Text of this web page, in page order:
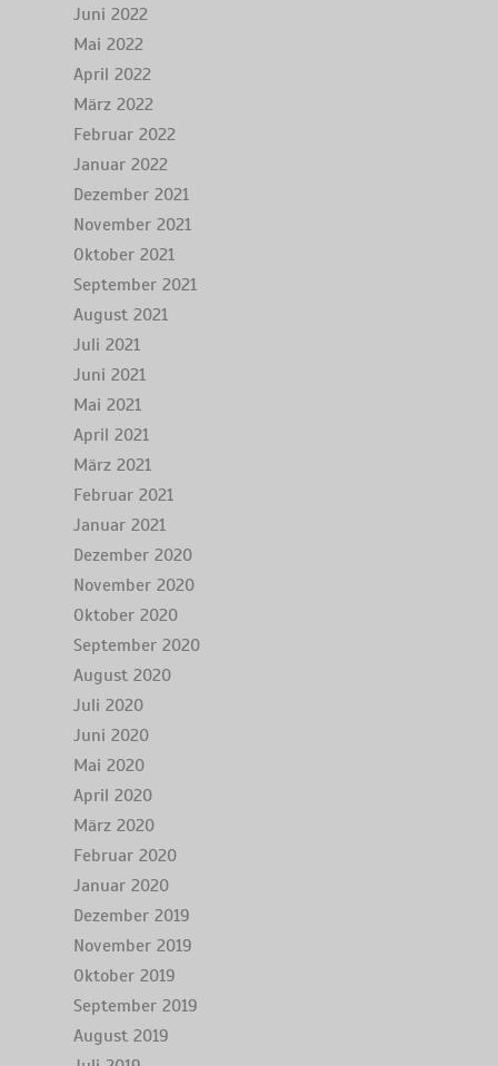
Juni 2022
Mai 2022
April 2022
März 2022
Februar 2022
Januar 2022
Dezember 2021
November 2021
Oktober 2021
September 2021
August 2021
Juli 2021
Juni 2021
Mai 2021
April 2021
März 2021
Februar 2021
Januar 2021
Dezember 2020
November 2020
Oktober 2020
September 2020
August 2020
Juli 2020
Juni 2020
Mai 2020
April 2020
März 2020
Februar 2020
Januar 2020
Dezember 2019
November 2019
Oktober 2019
September 2019
August 2019